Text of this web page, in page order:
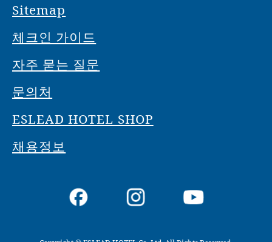
Sitemap
체크인 가이드
자주 묻는 질문
문의처
ESLEAD HOTEL SHOP
채용정보